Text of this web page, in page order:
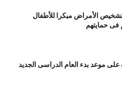
تشخيص الأمراض مبكرا للأطفال
فى حمايتهم
موعد بدء العام الدراسى الجديد